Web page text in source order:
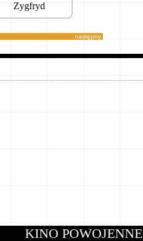
następny
Zygfryd
KINO POWOJENNE